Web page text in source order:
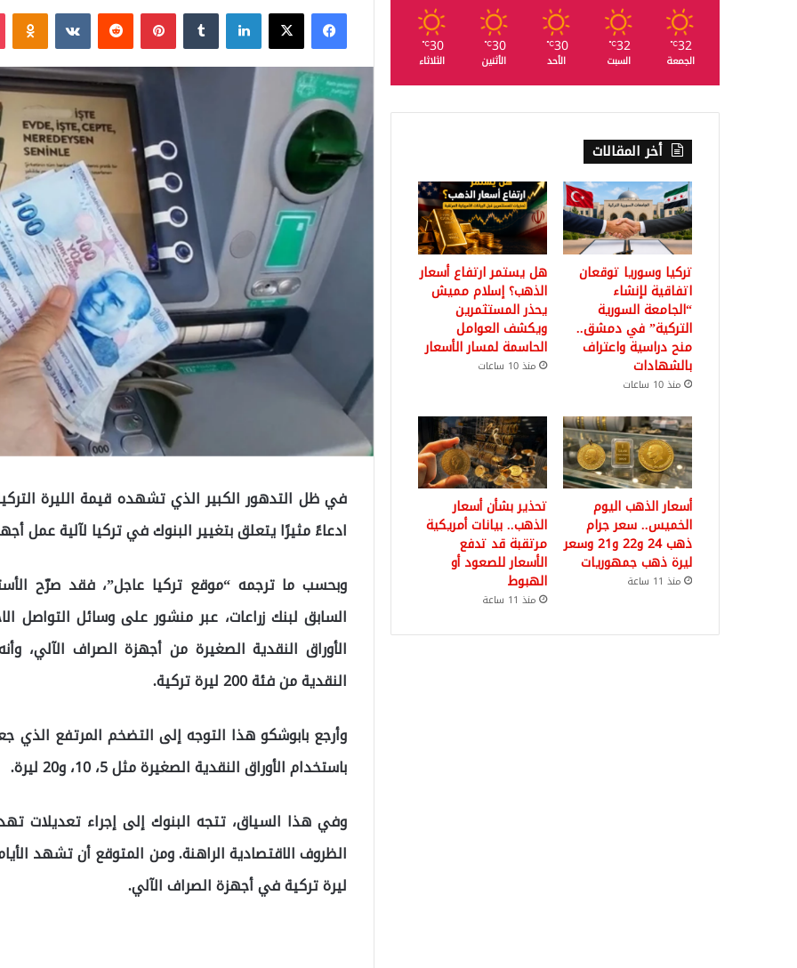
فيسبوك‫X لينكدإن بينتيريست
في ظل التدهور الكبير الذي تشهده قيمة الليرة
ادعاءً مثيرًا يتعلق بتغيير البنوك في تركيا لآلية عمل
وبحسب ما ترجمه “موقع تركيا عاجل”، فقد صرّح
السابق لبنك زراعات، عبر منشور على وسائل التواصل
الأوراق النقدية الصغيرة من أجهزة الصراف الآلي،
النقدية من فئة 200 ليرة تركية.
وأرجع بابوشكو هذا التوجه إلى التضخم المرتفع الذي
باستخدام الأوراق النقدية الصغيرة مثل 5، 10، و20 ليرة.
وفي هذا السياق، تتجه البنوك إلى إجراء تعديلات
ليرة تركية في أجهزة الصراف الآلي.
32
℃
الجمعة
32
℃
السبت
30
℃
الأحد
30
℃
الأثنين
30
℃
الثلاثاء
أخر المقالات
تركيا وسوريا توقعان
اتفاقية لإنشاء
“الجامعة السورية
التركية” في دمشق..
منح دراسية واعتراف
بالشهادات
منذ 10 ساعات
هل يستمر ارتفاع أسعار
الذهب؟ إسلام مميش
يحذر المستثمرين
ويكشف العوامل
الحاسمة لمسار الأسعار
منذ 10 ساعات
أسعار الذهب اليوم
الخميس.. سعر جرام
ذهب 24 و22 و21 وسعر
ليرة ذهب جمهوريات
منذ 11 ساعة
تحذير بشأن أسعار
الذهب.. بيانات أمريكية
مرتقبة قد تدفع
الأسعار للصعود أو
الهبوط
منذ 11 ساعة